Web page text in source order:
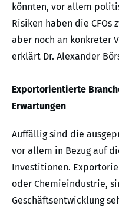
könnten, vor allem
Risiken haben die CFOs
aber noch an konkreter
erklärt Dr. Alexander
Exportorientierte
Erwartungen
Auffällig sind die
vor allem in Bezug auf
Investitionen.
oder Chemieindustrie,
Geschäftsentwicklung